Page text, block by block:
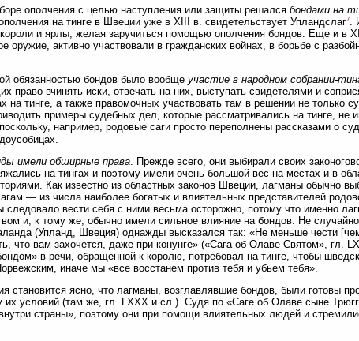
ополчения с целью наступления или защиты решался бондами на
на тинге в Швеции уже в XIII в. свидетельствует Упландслаг7.
и ярлы, желая заручиться помощью ополчения бондов. Еще и в
оружие, активно участвовали в гражданских войнах, в борьбе с
обязанностью бондов было вообще участие в народном собрании-
право вчинять иски, отвечать на них, выступать свидетелями и
на тинге, а также правомочных участвовать там в решении не только
примеры судебных дел, которые рассматривались на тинге, не
например, родовые саги просто переполнены рассказами о
имели обширные права . Прежде всего, они выбирали своих
на тингах и поэтому имели очень большой вес на местах и в
Как известно из областных законов Швеции, лагманы обычно
— из числа наиболее богатых и влиятельных представителей
следовало вести себя с ними весьма осторожно, потому что именно
и, к тому же, обычно имели сильное влияние на бондов. Не
(Упланд, Швеция) однажды высказался так: «Не меньше чести
что вам захочется, даже при конунге» («Сага об Олаве Святом», гл.
в речи, обращенной к королю, потребовал на тинге, чтобы
иначе мы «все восстанем против тебя и убьем тебя».
становится ясно, что лагманы, возглавлявшие бондов, были готовы
условий (там же, гл. LXXX и сл.). Судя по «Саге об Олаве сыне
страны», поэтому они при помощи влиятельных людей и